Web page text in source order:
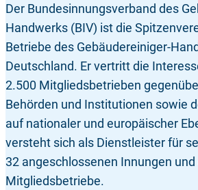
Der Bundesinnungsverband des
Handwerks (BIV) ist die
Betriebe des Gebäudereiniger-
Deutschland. Er vertritt die
2.500 Mitgliedsbetrieben
Behörden und Institutionen sowie
auf nationaler und europäischer
versteht sich als Dienstleister für
32 angeschlossenen Innungen und
Mitgliedsbetriebe.